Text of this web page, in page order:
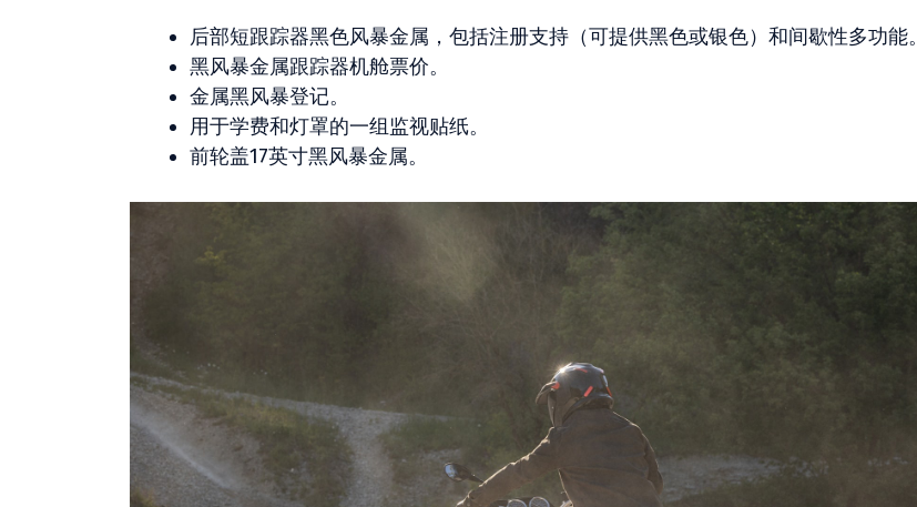
后部短跟踪器黑色风暴金属，包括注册支持（可提供黑色或银色）和间歇性多功能。
黑风暴金属跟踪器机舱票价。
金属黑风暴登记。
用于学费和灯罩的一组监视贴纸。
前轮盖17英寸黑风暴金属。